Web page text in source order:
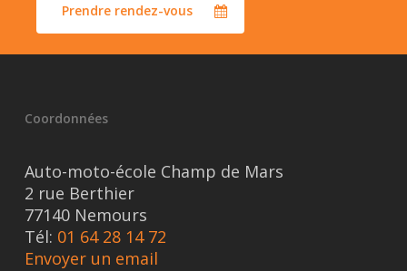
Prendre rendez-vous
Coordonnées
Auto-moto-école Champ de Mars
2 rue Berthier
77140 Nemours
Tél: 01 64 28 14 72
Envoyer un email